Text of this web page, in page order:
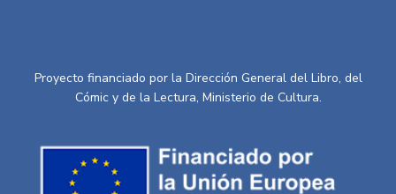
Proyecto financiado por la Dirección General del Libro, del
Cómic y de la Lectura, Ministerio de Cultura.